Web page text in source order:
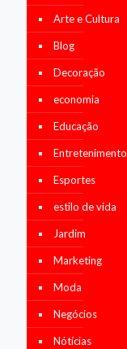
Arte e Cultura
Blog
Decoração
economia
Educação
Entretenimento
Esportes
estilo de vida
Jardim
Marketing
Moda
Negócios
Nótícias